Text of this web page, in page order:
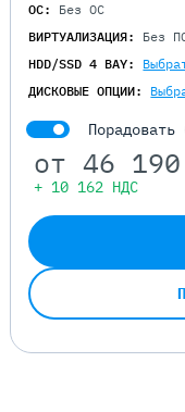
ОС:
Без ОС
ВИРТУАЛИЗАЦИЯ:
Без
HDD/SSD 4 BAY:
ДИСКОВЫЕ ОПЦИИ:
Порадовать
от 46
+ 10 162 НДС